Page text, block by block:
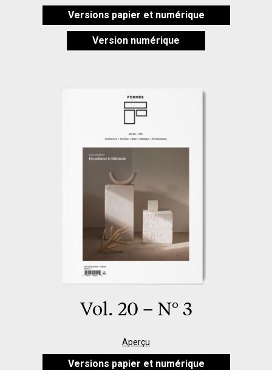
Versions papier et numérique
Version numérique
Vol. 20 – N° 3
Aperçu
Versions papier et numérique